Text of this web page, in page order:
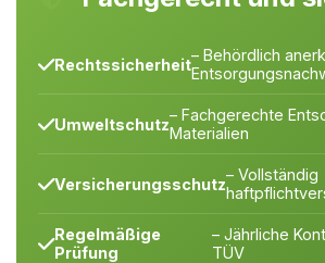
Rechtssicherheit– Behördlich
Umweltschutz– Fachgerechte
Materialien
Versicherungsschutz– Vollständig
Regelmäßige
Prüfung
– Jährliche
TÜV